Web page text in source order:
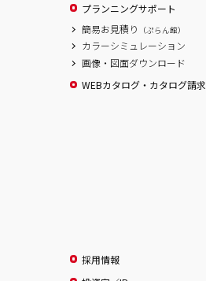
プランニングサポート
簡易お見積り
（ぷらん館）
カラーシミュレーション
画像・図面ダウンロード
WEBカタログ・カタログ請求
採用情報